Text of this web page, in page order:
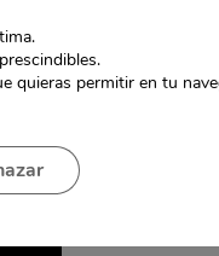
a través
auriculares y
quieras permitir en tu